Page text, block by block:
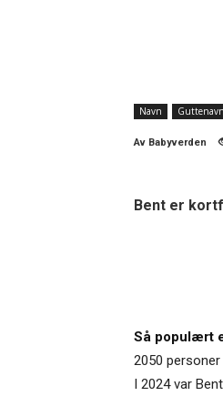
Navn Guttenavn
Av Babyverden
Bent er
Så populært
2050
I 2024 var